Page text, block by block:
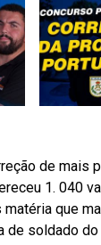
de mais
1. 040
que
de soldado